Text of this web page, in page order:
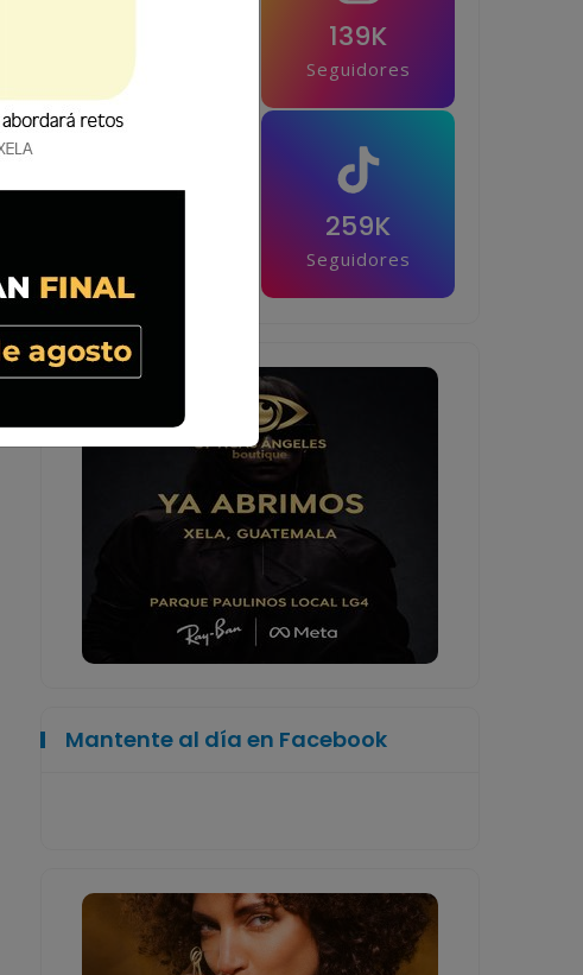
Seguidores
139K
Seguidores
259K
Seguidores
Mantente al día en Facebook